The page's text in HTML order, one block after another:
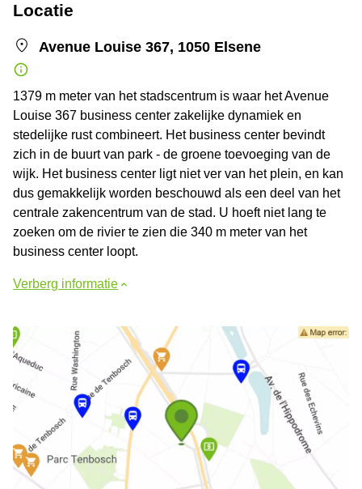
Locatie
Avenue Louise 367, 1050 Elsene
1379 m meter van het stadscentrum is waar het Avenue
Louise 367 business center zakelijke dynamiek en
stedelijke rust combineert. Het business center bevindt
zich in de buurt van park - de groene toevoeging van de
wijk. Het business center ligt niet ver van het plein, en kan
dus gemakkelijk worden beschouwd als een deel van het
centrale zakencentrum van de stad. U hoeft niet lang te
zoeken om de rivier te zien die 340 m meter van het
business center loopt.
Verberg informatie